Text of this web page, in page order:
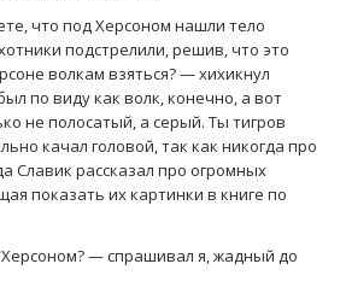
что под Херсоном нашли тело
подстрелили, решив, что это
волкам взяться? — хихикнул
по виду как волк, конечно, а вот
не полосатый, а серый. Ты тигров
качал головой, так как никогда про
Славик рассказал про огромных
показать их картинки в книге по
— спрашивал я, жадный до